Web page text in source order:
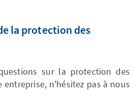
la protection des
sur la protection des
entreprise, n'hésitez pas à nous